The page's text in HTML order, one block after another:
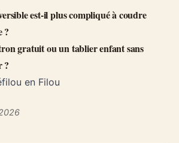
est-il plus compliqué à coudre
?
gratuit ou un tablier enfant sans
?
en Filou